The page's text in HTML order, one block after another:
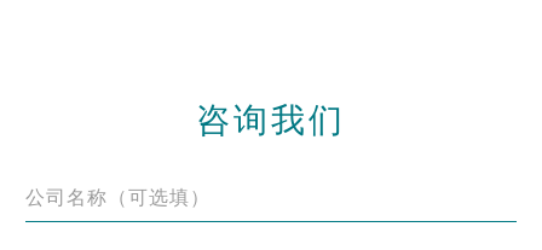
咨询我们
公司名称（可选填）